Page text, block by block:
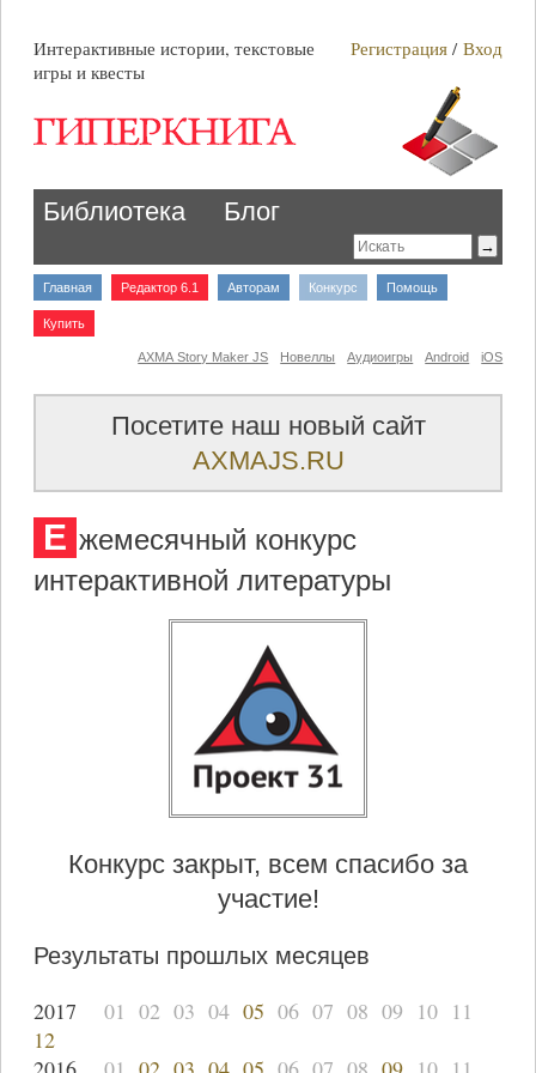
Интерактивные истории, текстовые
игры и квесты
Регистрация /Вход
Библиотека Блог
Главная Редактор 6.1 Авторам Конкурс Помощь
Купить
iOS
Android
Аудиоигры
Новеллы
AXMA Story Maker JS
Посетите наш новый сайт
AXMAJS.RU
Е жемесячный конкурс
интерактивной литературы
Конкурс закрыт, всем спасибо за
участие!
Результаты прошлых месяцев
2017 01 02 03 04 05 06 07 08 09 10 11
12